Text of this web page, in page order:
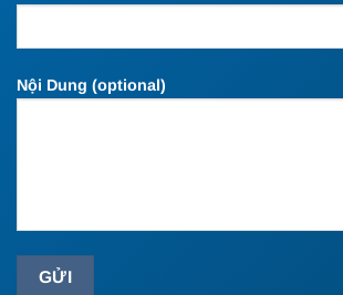
Nội Dung (optional)